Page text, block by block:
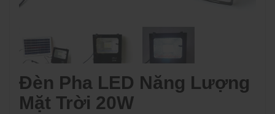
Đèn Pha LED Năng Lượng
Mặt Trời 20W